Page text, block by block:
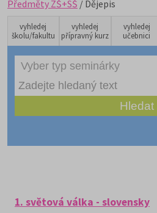
Předměty ZŠ+SŠ / Dějepis
vyhledej
školu/fakultu
vyhledej
přípravný kurz
vyhledej
učebnici
1. světová válka - slovensky